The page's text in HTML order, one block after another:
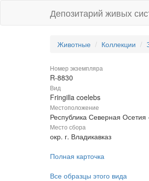
Депозитарий живых
Животные Коллекции
Номер экземпляра
R-8830
Вид
Fringilla coelebs
Местоположение
Республика Северная
Место сбора
окр. г. Владикавказ
Полная карточка
Все образцы этого вида